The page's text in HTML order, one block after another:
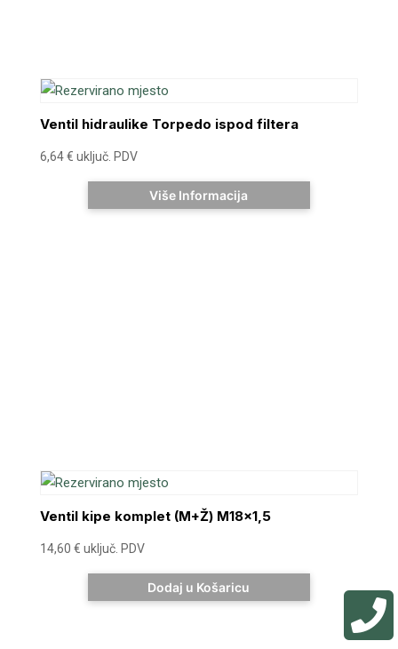
Ventil hidraulike Torpedo ispod filtera
6,64€ uključ. PDV
Više Informacija
Ventil kipe komplet (M+Ž) M18x1,5
14,60 € uključ. PDV
Dodaj u Košaricu 